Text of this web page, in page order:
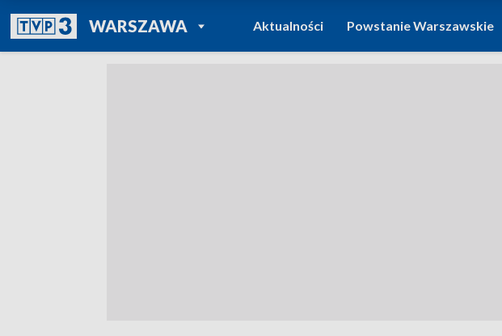
WARSZAWAPOWRÓT DO
TVP REGIONY
Aktualności Powstanie Warszawskie